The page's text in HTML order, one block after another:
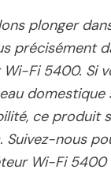
plonger
précisément
Fi 5400. Si
domestique
ce produit
Suivez-nous
Wi-Fi 5400